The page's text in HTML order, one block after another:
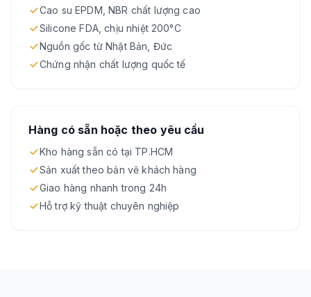
Cao su EPDM, NBR chất lượng cao
Silicone FDA, chịu nhiệt 200°C
Nguồn gốc từ Nhật Bản, Đức
Chứng nhận chất lượng quốc tế
Hàng có sẵn hoặc theo yêu cầu
Kho hàng sẵn có tại TP.HCM
Sản xuất theo bản vẽ khách hàng
Giao hàng nhanh trong 24h
Hỗ trợ kỹ thuật chuyên nghiệp